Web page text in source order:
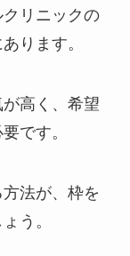
リニックの
ります。
高く、希望
です。
法が、枠を
う。